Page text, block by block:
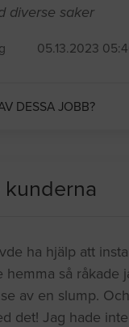
diverse saker
05.13.2023
DESSA JOBB?
kunderna
ha hjälp att
hemma så råkade
av en slump.
det! Jag hade